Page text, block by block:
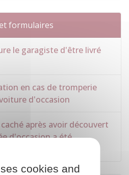
formulaires
le garagiste d'être livré
en cas de tromperie
d'occasion
après avoir découvert
d'occasion a été
cookies and